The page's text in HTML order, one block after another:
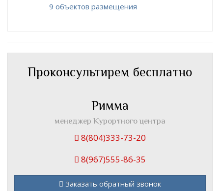
9 объектов размещения
Проконсультирем бесплатно
Римма
менеджер Курортного центра
8(804)333-73-20
8(967)555-86-35
Заказать обратный звонок